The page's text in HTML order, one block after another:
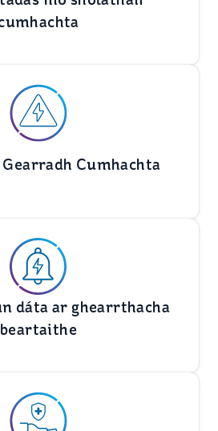
Cumhachta
dáta ar ghearrthacha
beartaithe